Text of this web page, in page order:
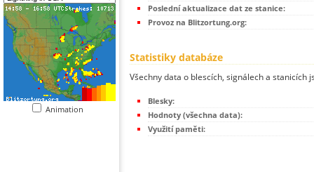
Animation
Poslední aktualizace dat ze stanice:
Provoz na Blitzortung.org:
Statistiky databáze
Všechny data o blescích, signálech a
Blesky:
Hodnoty (všechna data):
Využití paměti: